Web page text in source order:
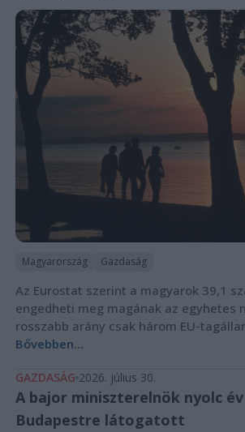
Magyarország Gazdaság
Az Eurostat szerint a magyarok 39,1
engedheti meg magának az egyhetes
rosszabb arány csak három EU-
Bővebben...
GAZDASÁG 2026. július 30.
A bajor miniszterelnök nyolc
Budapestre látogatott